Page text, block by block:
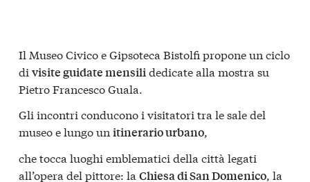
Il Museo Civico e Gipsoteca Bistolfi propone un ciclo
di visite guidate mensilidedicate alla mostra su
Pietro Francesco Guala.
Gli incontri conducono i visitatori tra le sale del
museo e lungo un itinerario urbano,
che tocca luoghi emblematici della città legati
all’opera del pittore: la Chiesa di San Domenico, la